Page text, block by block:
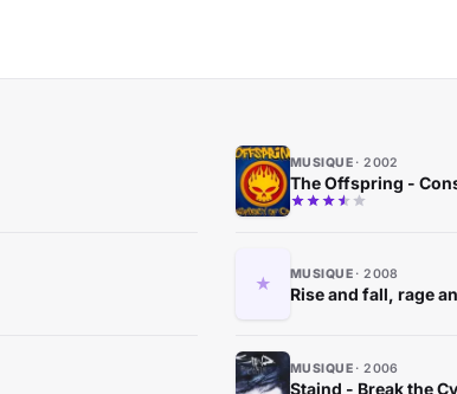
MUSIQUE 2002
The Offspring -
MUSIQUE 2008
Rise and fall, rage
MUSIQUE 2006
Staind - Break the